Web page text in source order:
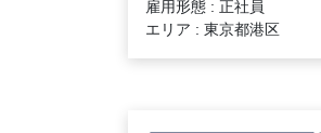
雇用形態 : 正社員
エリア : 東京都港区